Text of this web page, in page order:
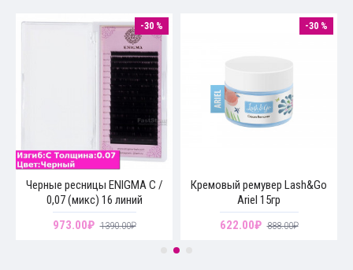
-30 %
Черные ресницы ENIGMA C /
0,07 (микс) 16 линий
973.00₽ 1390.00₽
-30 %
Кремовый ремувер Lash&Go
Ariel 15гр
622.00₽ 888.00₽